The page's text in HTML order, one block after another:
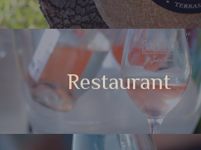
Restaurant